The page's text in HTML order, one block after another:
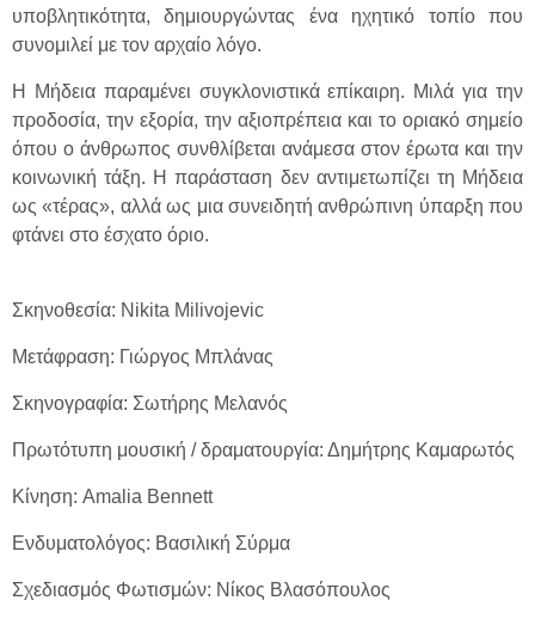
υποβλητικότητα, δημιουργώντας ένα ηχητικό τοπίο που
συνομιλεί με τον αρχαίο λόγο.
Η Μήδεια παραμένει συγκλονιστικά επίκαιρη. Μιλά για την
προδοσία, την εξορία, την αξιοπρέπεια και το οριακό σημείο
όπου ο άνθρωπος συνθλίβεται ανάμεσα στον έρωτα και την
κοινωνική τάξη. Η παράσταση δεν αντιμετωπίζει τη Μήδεια
ως «τέρας», αλλά ως μια συνειδητή ανθρώπινη ύπαρξη που
φτάνει στο έσχατο όριο.
Σκηνοθεσία: Nikita Milivojevic
Μετάφραση: Γιώργος Μπλάνας
Σκηνογραφία: Σωτήρης Μελανός
Πρωτότυπη μουσική / δραματουργία: Δημήτρης Καμαρωτός
Κίνηση: Amalia Bennett
Ενδυματολόγος: Βασιλική Σύρμα
Σχεδιασμός Φωτισμών: Νίκος Βλασόπουλος